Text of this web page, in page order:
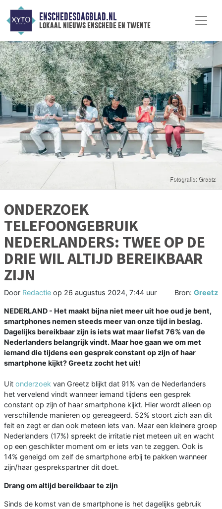
ENSCHEDESDAGBLAD.NL
lokaal nieuws enschede en twente
ONDERZOEK
TELEFOONGEBRUIK
NEDERLANDERS: TWEE OP DE
DRIE WIL ALTIJD BEREIKBAAR
ZIJN
Door Redactie op 26 augustus 2024, 7:44 uur Bron: Greetz
NEDERLAND - Het maakt bijna niet meer uit hoe oud je bent,
smartphones nemen steeds meer van onze tijd in beslag.
Dagelijks bereikbaar zijn is iets wat maar liefst 76% van de
Nederlanders belangrijk vindt. Maar hoe gaan we om met
iemand die tijdens een gesprek constant op zijn of haar
smartphone kijkt? Greetz zocht het uit!
Uit onderzoek van Greetz blijkt dat 91% van de Nederlanders
het vervelend vindt wanneer iemand tijdens een gesprek
constant op zijn of haar smartphone kijkt. Hier wordt alleen op
verschillende manieren op gereageerd. 52% stoort zich aan dit
feit en zegt er dan ook meteen iets van. Maar een kleinere groep
Nederlanders (17%) spreekt de irritatie niet meteen uit en wacht
op een geschikter moment om er iets van te zeggen. Ook is
14% geneigd om zelf de smartphone erbij te pakken wanneer
zijn/haar gesprekspartner dit doet.
Drang om altijd bereikbaar te zijn
Sinds de komst van de smartphone is het dagelijks gebruik